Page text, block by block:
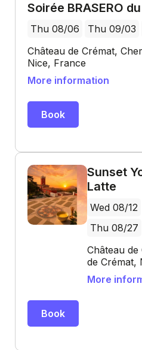
Soirée BRASERO
Thu 08/06 Thu 09/03
Château de Crémat,
Nice, France
More information
Book
Sunset
Latte
Wed 08/12
Thu 08/27
Château de
de Crémat,
More
Book